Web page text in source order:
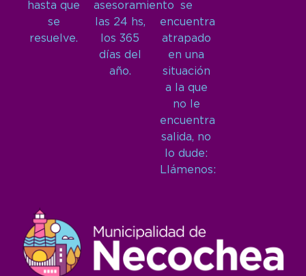
hasta que
se
resuelve.
asesoramiento
las 24 hs,
los 365
días del
año.
se
encuentra
atrapado
en una
situación
a la que
no le
encuentra
salida, no
lo dude:
Llámenos: